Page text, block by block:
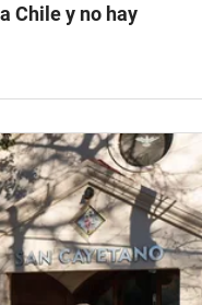
Chile y no hay